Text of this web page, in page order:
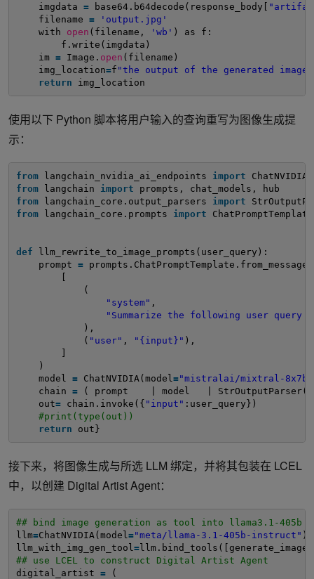
imgdata = base64.b64decode(response_body[
filename =
'output.jpg'
with open (filename, 'wb' ) as f:
f.write(imgdata)
im = Image. open (filename)
img_location=f "the output of the generated
return
img_location
使用以下 Python 脚本将用户输入的查询重写为图像生成提
示：
from langchain_nvidia_ai_endpoints import
ChatNVIDIA
from
langchain import
prompts, chat_models, hub
from
langchain_core.output_parsers import
from
langchain_core.prompts import
def
llm_rewrite_to_image_prompts(user_query):
prompt =
[
(
"system" ,
"Summarize the following user
),
( "user" , "{input}" ),
]
)
model = ChatNVIDIA(model ="mistralai/mixtral-
chain =
( prompt    | model   |
out= chain.invoke({ "input" :user_query})
#print(type(out))
return
out}
接下来，将图像生成与所选 LLM 绑定，并将其包装在 LCEL
中，以创建 Digital Artist Agent：
## bind image generation as tool into llama3.1-405b
llm=ChatNVIDIA(model ="meta/llama-3.1-405b-instruct" )
llm_with_img_gen_tool =
## use LCEL to construct Digital Artist Agent
digital_artist =
(